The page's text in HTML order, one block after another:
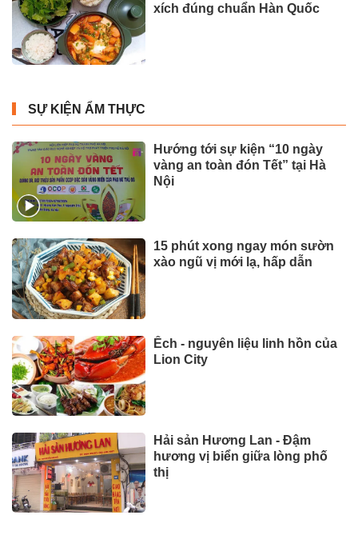
xích đúng chuẩn Hàn Quốc
SỰ KIỆN ẨM THỰC
Hướng tới sự kiện “10 ngày
vàng an toàn đón Tết” tại Hà
Nội
15 phút xong ngay món sườn
xào ngũ vị mới lạ, hấp dẫn
Ếch - nguyên liệu linh hồn của
Lion City
Hải sản Hương Lan - Đậm
hương vị biển giữa lòng phố
thị